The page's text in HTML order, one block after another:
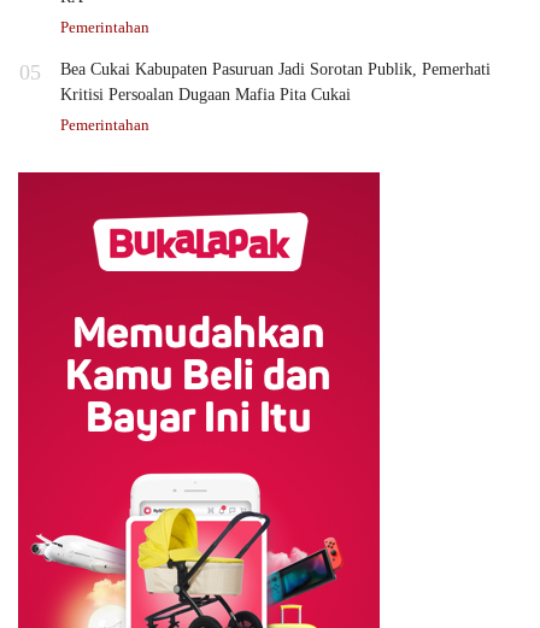
Pemerintahan
05
Bea Cukai Kabupaten Pasuruan Jadi Sorotan Publik, Pemerhati
Kritisi Persoalan Dugaan Mafia Pita Cukai
Pemerintahan